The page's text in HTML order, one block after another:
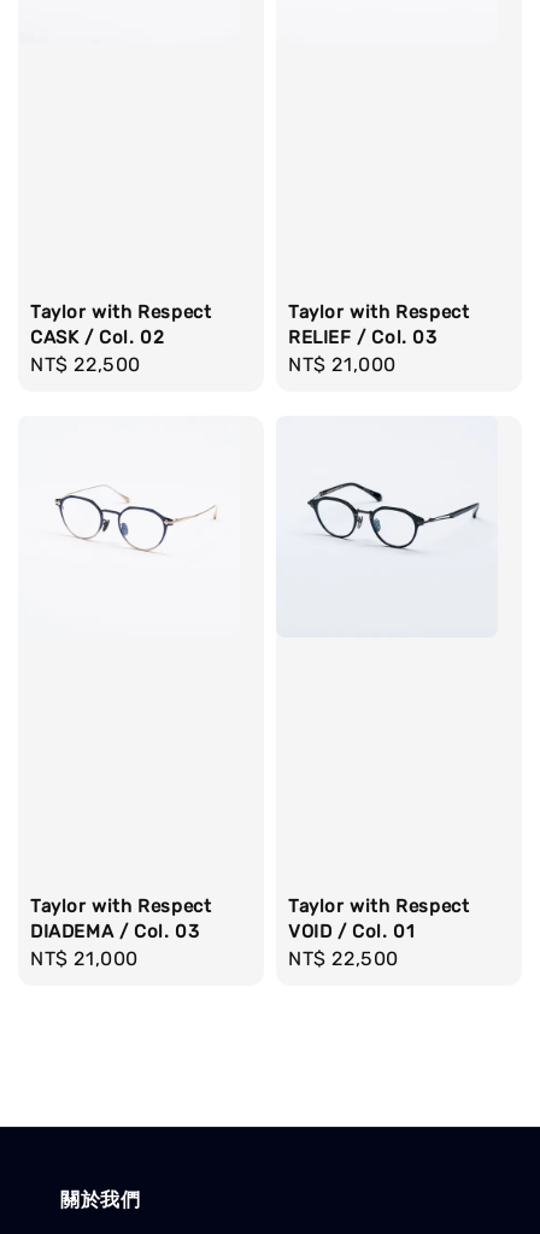
Taylor with Respect
CASK / Col. 02
Regular
NT$ 22,500
Taylor with Respect
RELIEF / Col. 03
Regular
NT$ 21,000
Taylor with Respect
DIADEMA / Col. 03
Regular
NT$ 21,000
Taylor with Respect
VOID / Col. 01
Regular
NT$ 22,500
關於我們